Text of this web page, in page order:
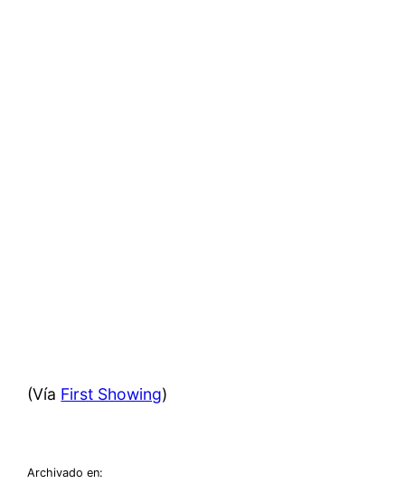
(Vía First Showing)
Archivado en: